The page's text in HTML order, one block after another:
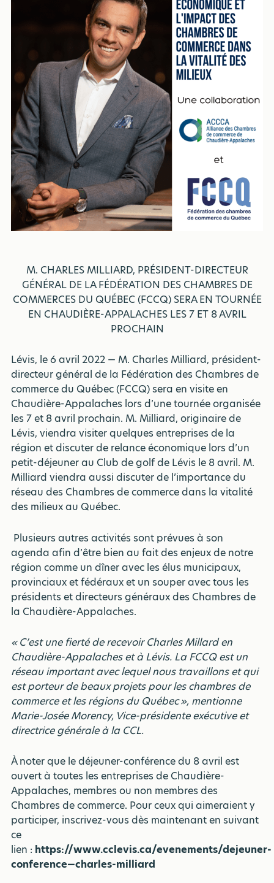
M. CHARLES MILLIARD, PRÉSIDENT-DIRECTEUR
GÉNÉRAL DE LA FÉDÉRATION DES CHAMBRES DE
COMMERCES DU QUÉBEC (FCCQ) SERA EN TOURNÉE
EN CHAUDIÈRE-APPALACHES LES 7 ET 8 AVRIL
PROCHAIN
Lévis, le 6 avril 2022 — M. Charles Milliard, président-
directeur général de la Fédération des Chambres de
commerce du Québec (FCCQ) sera en visite en
Chaudière-Appalaches lors d’une tournée organisée
les 7 et 8 avril prochain. M. Milliard, originaire de
Lévis, viendra visiter quelques entreprises de la
région et discuter de relance économique lors d’un
petit-déjeuner au Club de golf de Lévis le 8 avril. M.
Milliard viendra aussi discuter de l’importance du
réseau des Chambres de commerce dans la vitalité
des milieux au Québec.
Plusieurs autres activités sont prévues à son
agenda afin d’être bien au fait des enjeux de notre
région comme un dîner avec les élus municipaux,
provinciaux et fédéraux et un souper avec tous les
présidents et directeurs généraux des Chambres de
la Chaudière-Appalaches.
« C’est une fierté de recevoir Charles Millard en
Chaudière-Appalaches et à Lévis. La FCCQ est un
réseau important avec lequel nous travaillons et qui
est porteur de beaux projets pour les chambres de
commerce et les régions du Québec », mentionne
Marie-Josée Morency, Vice-présidente exécutive et
directrice générale à la CCL.
À noter que le déjeuner-conférence du 8 avril est
ouvert à toutes les entreprises de Chaudière-
Appalaches, membres ou non membres des
Chambres de commerce. Pour ceux qui aimeraient y
participer, inscrivez-vous dès maintenant en suivant
ce
lien : https://www.cclevis.ca/evenements/dejeuner-
conference—charles-milliard